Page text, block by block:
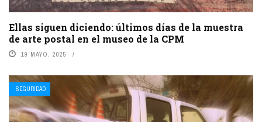
Ellas siguen diciendo: últimos días de la muestra
de arte postal en el museo de la CPM
19 MAYO, 2025
SEGURIDAD